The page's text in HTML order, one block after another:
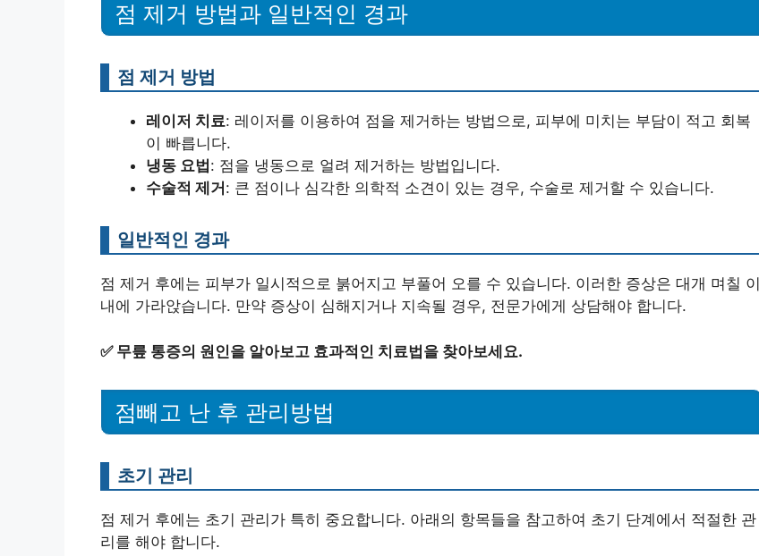
점 제거 방법과 일반적인 경과
점 제거 방법
레이저 치료: 레이저를 이용하여 점을 제거하는 방법으로, 피부에 미치는 부담이 적고 회복
이 빠릅니다.
냉동 요법 : 점을 냉동으로 얼려 제거하는 방법입니다.
수술적 제거 : 큰 점이나 심각한 의학적 소견이 있는 경우, 수술로 제거할 수 있습니다.
일반적인 경과
점 제거 후에는 피부가 일시적으로 붉어지고 부풀어 오를 수 있습니다. 이러한 증상은 대개 며칠 이
내에 가라앉습니다. 만약 증상이 심해지거나 지속될 경우, 전문가에게 상담해야 합니다.
✅ 무릎 통증의 원인을 알아보고 효과적인 치료법을 찾아보세요.
점빼고 난 후 관리방법
초기 관리
점 제거 후에는 초기 관리가 특히 중요합니다. 아래의 항목들을 참고하여 초기 단계에서 적절한 관
리를 해야 합니다.